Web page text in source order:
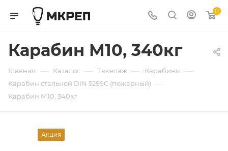
0
Карабин М10, 340кг
Главная — Каталог — Такелаж — Карабины —
Карабин стальной DIN 5299C (пожарный) —
Карабин М10, 340кг
Акция